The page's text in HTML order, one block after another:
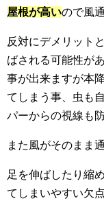
屋根が高いので風
反対にデメリット
ばされる可能性が
事が出来ますが本
てしまう事、虫も
パーからの視線も
また風がそのまま
足を伸ばしたり縮
てしまいやすい欠